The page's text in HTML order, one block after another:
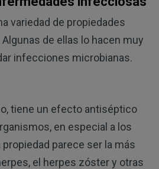
variedad de propiedades
de ellas lo hacen muy
infecciones microbianas.
tiene un efecto antiséptico
en especial a los
parece ser la más
el herpes zóster y otras